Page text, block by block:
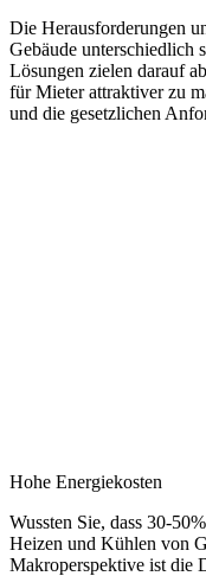
Die Herausforderungen
Gebäude unterschiedlich
Lösungen zielen darauf
für Mieter attraktiver zu
und die gesetzlichen
Hohe Energiekosten
Wussten Sie, dass 30-
Heizen und Kühlen von
Makroperspektive ist die